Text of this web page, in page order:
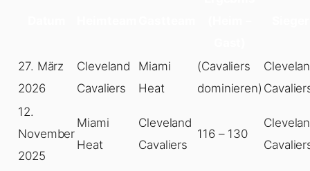
27. März
2026
Cleveland
Cavaliers
Miami
Heat
(Cavaliers
dominieren)
12.
November
2025
Miami
Heat
Cleveland
Cavaliers
116 – 130